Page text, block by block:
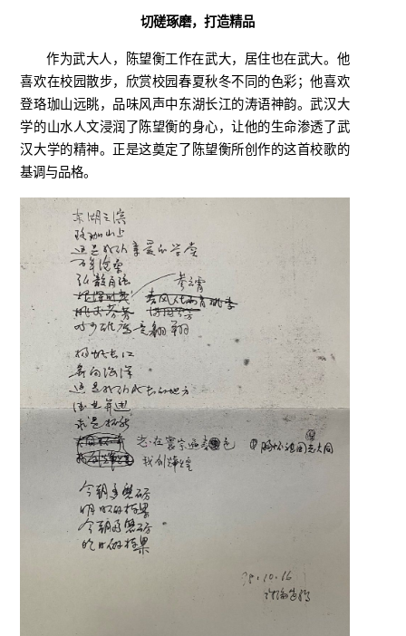
切磋琢磨，打造精品
作为武大人，陈望衡工作在武大，居住也在武大。他
喜欢在校园散步，欣赏校园春夏秋冬不同的色彩；他喜欢
登珞珈山远眺，品味风声中东湖长江的涛语神韵。武汉大
学的山水人文浸润了陈望衡的身心，让他的生命渗透了武
汉大学的精神。正是这奠定了陈望衡所创作的这首校歌的
基调与品格。